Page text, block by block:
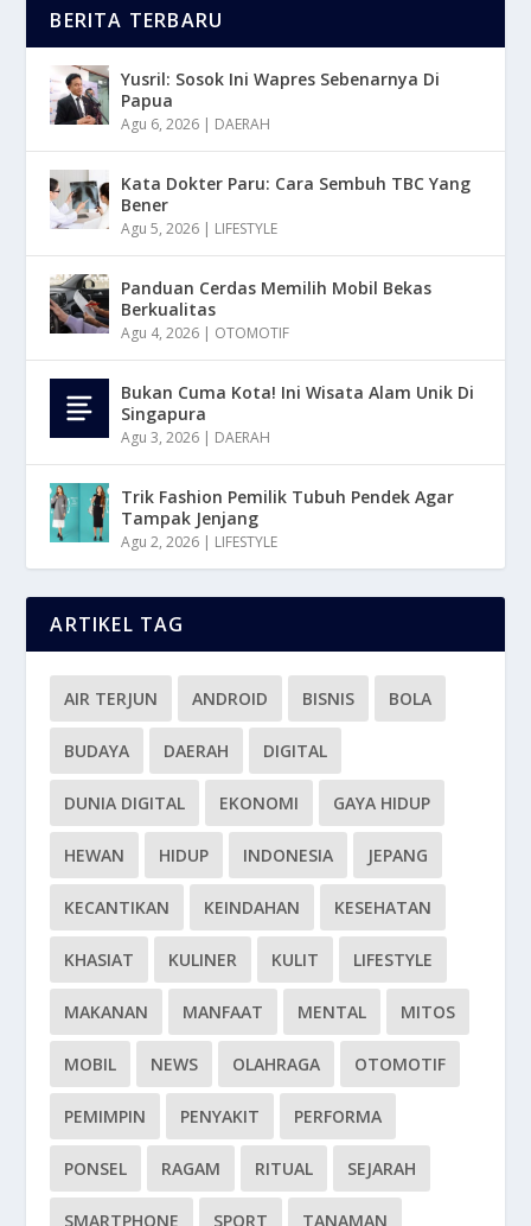
BERITA TERBARU
Yusril: Sosok Ini Wapres Sebenarnya Di
Papua
Agu 6, 2026 | DAERAH
Kata Dokter Paru: Cara Sembuh TBC Yang
Bener
Agu 5, 2026 | LIFESTYLE
Panduan Cerdas Memilih Mobil Bekas
Berkualitas
Agu 4, 2026 | OTOMOTIF
Bukan Cuma Kota! Ini Wisata Alam Unik Di
Singapura
Agu 3, 2026 | DAERAH
Trik Fashion Pemilik Tubuh Pendek Agar
Tampak Jenjang
Agu 2, 2026 | LIFESTYLE
ARTIKEL TAG
AIR TERJUN ANDROID BISNIS BOLA
BUDAYA DAERAH DIGITAL
DUNIA DIGITAL EKONOMI GAYA HIDUP
HEWAN HIDUP INDONESIA JEPANG
KECANTIKAN KEINDAHAN KESEHATAN
KHASIAT KULINER KULIT LIFESTYLE
MAKANAN MANFAAT MENTAL MITOS
MOBIL NEWS OLAHRAGA OTOMOTIF
PEMIMPIN PENYAKIT PERFORMA
PONSEL RAGAM RITUAL SEJARAH
SMARTPHONE SPORT TANAMAN